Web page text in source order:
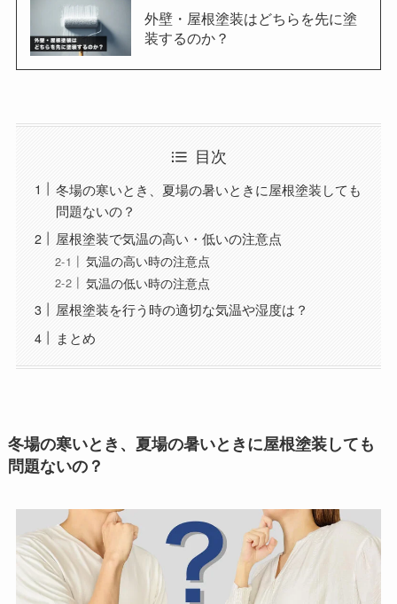
外壁・屋根塗装はどちらを先に塗
装するのか？
目次
冬場の寒いとき、夏場の暑いときに屋根塗装しても
問題ないの？
屋根塗装で気温の高い・低いの注意点
気温の高い時の注意点
気温の低い時の注意点
屋根塗装を行う時の適切な気温や湿度は？
まとめ
冬場の寒いとき、夏場の暑いときに屋根塗装しても
問題ないの？